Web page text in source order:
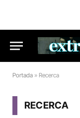
Portada » Recerca
RECERCA